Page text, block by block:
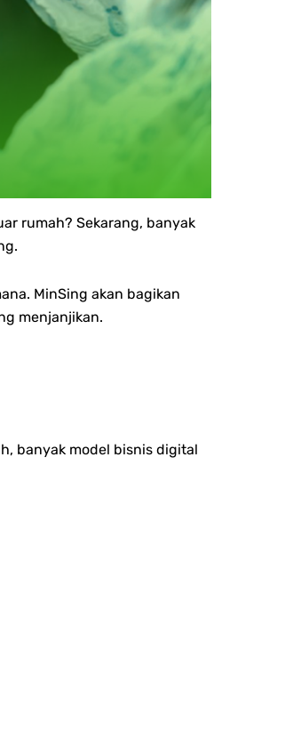
rumah? Sekarang, banyak
MinSing akan bagikan
menjanjikan.
banyak model bisnis digital